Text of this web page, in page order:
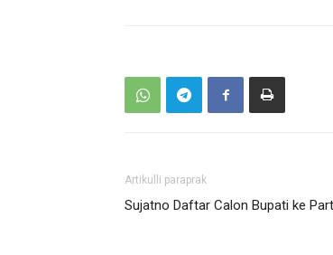
Artikulli paraprak
Sujatno Daftar Calon Bupati ke